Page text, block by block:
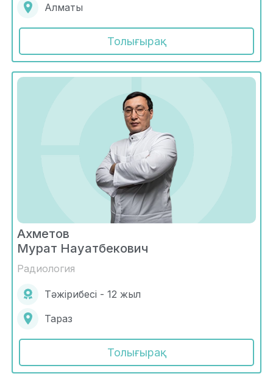
Алматы
Толығырақ
Ахметов
Мурат Науатбекович
Радиология
Тәжірибесі - 12 жыл
Тараз
Толығырақ